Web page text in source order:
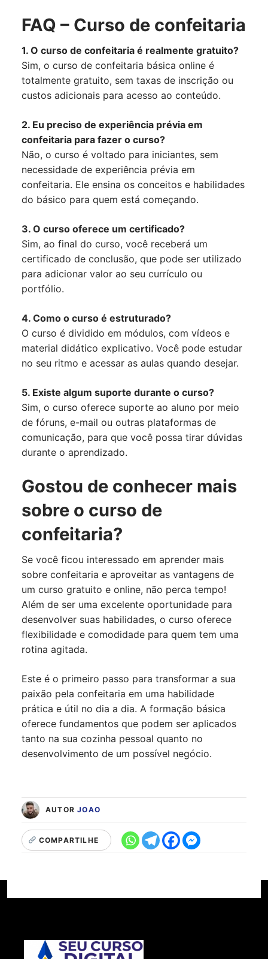
FAQ – Curso de confeitaria
1. O curso de confeitaria é realmente gratuito?
Sim, o curso de confeitaria básica online é
totalmente gratuito, sem taxas de inscrição ou
custos adicionais para acesso ao conteúdo.
2. Eu preciso de experiência prévia em
confeitaria para fazer o curso?
Não, o curso é voltado para iniciantes, sem
necessidade de experiência prévia em
confeitaria. Ele ensina os conceitos e habilidades
do básico para quem está começando.
3. O curso oferece um certificado?
Sim, ao final do curso, você receberá um
certificado de conclusão, que pode ser utilizado
para adicionar valor ao seu currículo ou
portfólio.
4. Como o curso é estruturado?
O curso é dividido em módulos, com vídeos e
material didático explicativo. Você pode estudar
no seu ritmo e acessar as aulas quando desejar.
5. Existe algum suporte durante o curso?
Sim, o curso oferece suporte ao aluno por meio
de fóruns, e-mail ou outras plataformas de
comunicação, para que você possa tirar dúvidas
durante o aprendizado.
Gostou de conhecer mais
sobre o curso de
confeitaria?
Se você ficou interessado em aprender mais
sobre confeitaria e aproveitar as vantagens de
um curso gratuito e online, não perca tempo!
Além de ser uma excelente oportunidade para
desenvolver suas habilidades, o curso oferece
flexibilidade e comodidade para quem tem uma
rotina agitada.
Este é o primeiro passo para transformar a sua
paixão pela confeitaria em uma habilidade
prática e útil no dia a dia. A formação básica
oferece fundamentos que podem ser aplicados
tanto na sua cozinha pessoal quanto no
desenvolvimento de um possível negócio.
AUTORJOAO
COMPARTILHE